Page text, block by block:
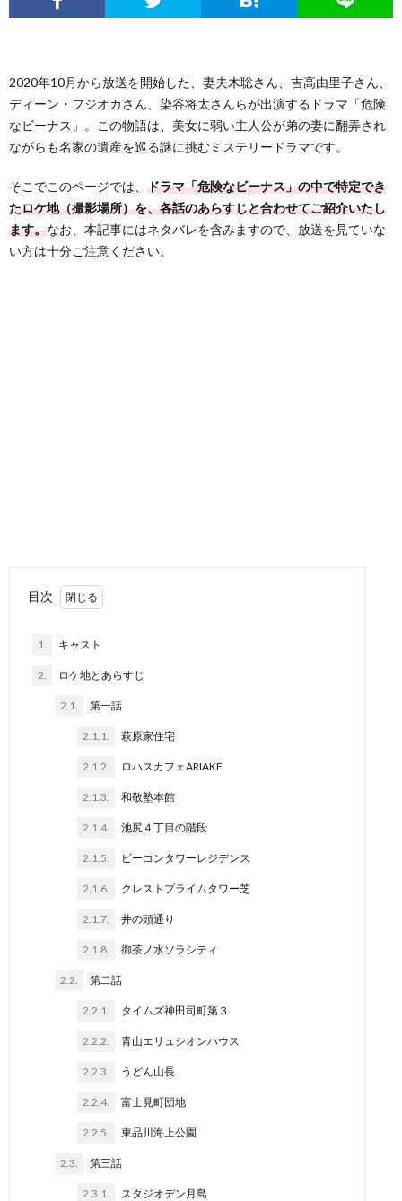
せ
2020年10月から放送を開始した、妻夫木聡さん、吉高由里子さん、
ディーン・フジオカさん、染谷将太さんらが出演するドラマ「危険
なビーナス」。この物語は、美女に弱い主人公が弟の妻に翻弄され
ながらも名家の遺産を巡る謎に挑むミステリードラマです。
そこでこのページでは、 ドラマ「危険なビーナス」の中で特定でき
たロケ地（撮影場所）を、各話のあらすじと合わせてご紹介いたし
ます。なお、本記事にはネタバレを含みますので、放送を見ていな
い方は十分ご注意ください。
目次
1. キャスト
2. ロケ地とあらすじ
2.1. 第一話
2.1.1. 萩原家住宅
2.1.2. ロハスカフェARIAKE
2.1.3. 和敬塾本館
2.1.4. 池尻４丁目の階段
2.1.5. ビーコンタワーレジデンス
2.1.6. クレストプライムタワー芝
2.1.7. 井の頭通り
2.1.8. 御茶ノ水ソラシティ
2.2. 第二話
2.2.1. タイムズ神田司町第３
2.2.2. 青山エリュシオンハウス
2.2.3. うどん山長
2.2.4. 富士見町団地
2.2.5. 東品川海上公園
2.3. 第三話
2.3.1. スタジオデン月島